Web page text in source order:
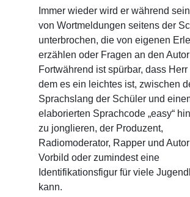
Immer wieder wird er während
von Wortmeldungen seitens der
unterbrochen, die von eigenen
erzählen oder Fragen an den
Fortwährend ist spürbar, dass
dem es ein leichtes ist, zwischen
Sprachslang der Schüler und
elaborierten Sprachcode „easy“
zu jonglieren, der Produzent,
Radiomoderator, Rapper und
Vorbild oder zumindest eine
Identifikationsfigur für viele
kann.